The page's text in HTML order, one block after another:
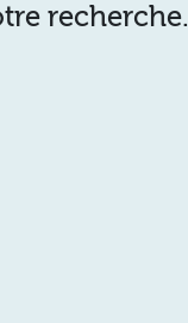
recherche.